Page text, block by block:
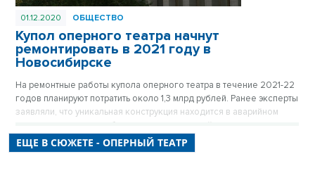
01.12.2020 ОБЩЕСТВО
Купол оперного театра начнут
ремонтировать в 2021 году в
Новосибирске
На ремонтные работы купола оперного театра в течение 2021-22
годов планируют потратить около 1,3 млрд рублей. Ранее эксперты
заявляли, что уникальная конструкция находится в аварийном
состоянии и угрожает безопасности зрителей.
ЕЩЕ В СЮЖЕТЕ - ОПЕРНЫЙ ТЕАТР